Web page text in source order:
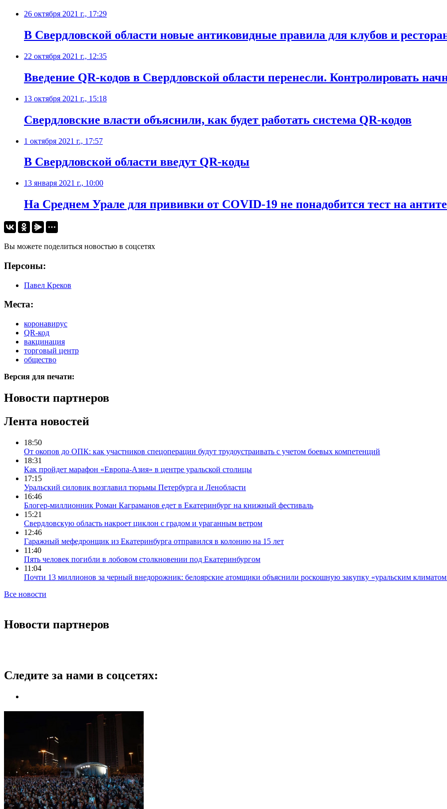
26 октября 2021 г., 17:29
​В Свердловской области новые антиковидные правила для клубов и
22 октября 2021 г., 12:35
​Введение QR-кодов в Свердловской области перенесли. Контролировать
13 октября 2021 г., 15:18
​Свердловские власти объяснили, как будет работать система QR-кодов
1 октября 2021 г., 17:57
​В Свердловской области введут QR-коды
13 января 2021 г., 10:00
На Среднем Урале для прививки от COVID-19 не понадобится тест на
Вы можете поделиться новостью в соцсетях
Персоны:
Павел Креков
Места:
коронавирус
QR-код
вакцинация
торговый центр
общество
Версия для печати:
Новости партнеров
Лента новостей
18:50
От окопов до ОПК: как участников спецоперации будут трудоустраивать с учетом боевых компетенций
18:31
Как пройдет марафон «Европа-Азия» в центре уральской столицы
17:15
Уральский силовик возглавил тюрьмы Петербурга и Ленобласти
16:46
Блогер-миллионник Роман Каграманов едет в Екатеринбург на книжный фестиваль
15:21
Свердловскую область накроет циклон с градом и ураганным ветром
12:46
Гаражный мефедронщик из Екатеринбурга отправился в колонию на 15 лет
11:40
Пять человек погибли в лобовом столкновении под Екатеринбургом
11:04
Почти 13 миллионов за черный внедорожник: белоярские атомщики объяснили роскошную закупку «уральским
Все новости
Новости партнеров
Следите за нами в соцсетях: